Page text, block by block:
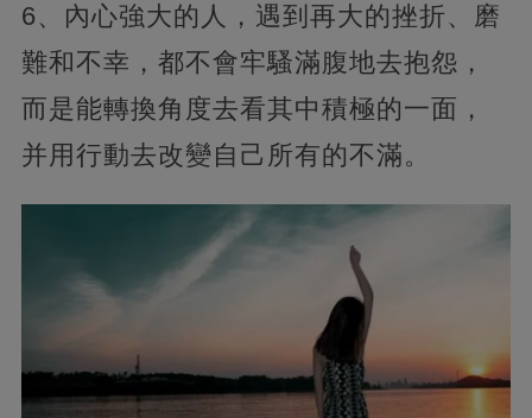
6、內心強大的人，遇到再大的挫折、磨
難和不幸，都不會牢騷滿腹地去抱怨，
而是能轉換角度去看其中積極的一面，
并用行動去改變自己所有的不滿。